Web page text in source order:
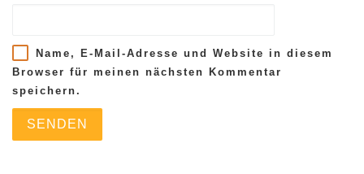
Name, E-Mail-Adresse und Website in diesem
Browser für meinen nächsten Kommentar
speichern.